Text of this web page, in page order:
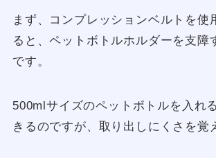
まず、コンプレッションベルトを使
ると、ペットボトルホルダーを支障
です。
500mlサイズのペットボトルを入れ
きるのですが、取り出しにくさを覚